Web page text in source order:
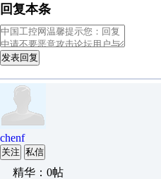
回复本条
发表回复
chenf
关注 私信
精华：0帖